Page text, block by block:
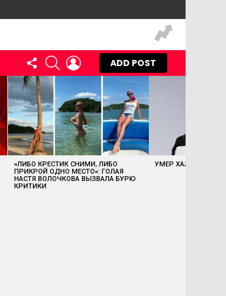
FOLLOW
US
SEARCHLOGIN
ADD POST
«ЛИБО КРЕСТИК СНИМИ, ЛИБО
ПРИКРОЙ ОДНО МЕСТО»: ГОЛАЯ
НАСТЯ ВОЛОЧКОВА ВЫЗВАЛА БУРЮ
КРИТИКИ
УМЕР ХАЛК ХОГАН